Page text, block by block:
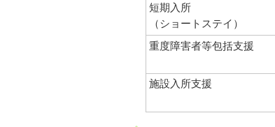
短期入所
（ショートステイ）
重度障害者等包括支援
施設入所支援